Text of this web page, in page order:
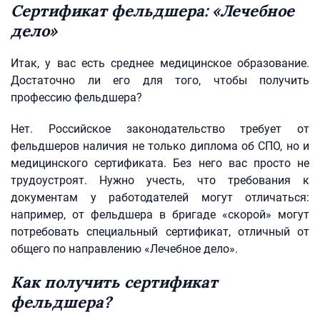
Сертификат фельдшера: «Лечебное
дело»
Итак, у вас есть среднее медицинское образование.
Достаточно ли его для того, чтобы получить
профессию фельдшера?
Нет. Российское законодательство требует от
фельдшеров наличия не только диплома об СПО, но и
медицинского сертификата. Без него вас просто не
трудоустроят. Нужно учесть, что требования к
документам у работодателей могут отличаться:
например, от фельдшера в бригаде «скорой» могут
потребовать специальный сертификат, отличный от
общего по направлению «Лечебное дело».
Как получить сертификат
фельдшера?